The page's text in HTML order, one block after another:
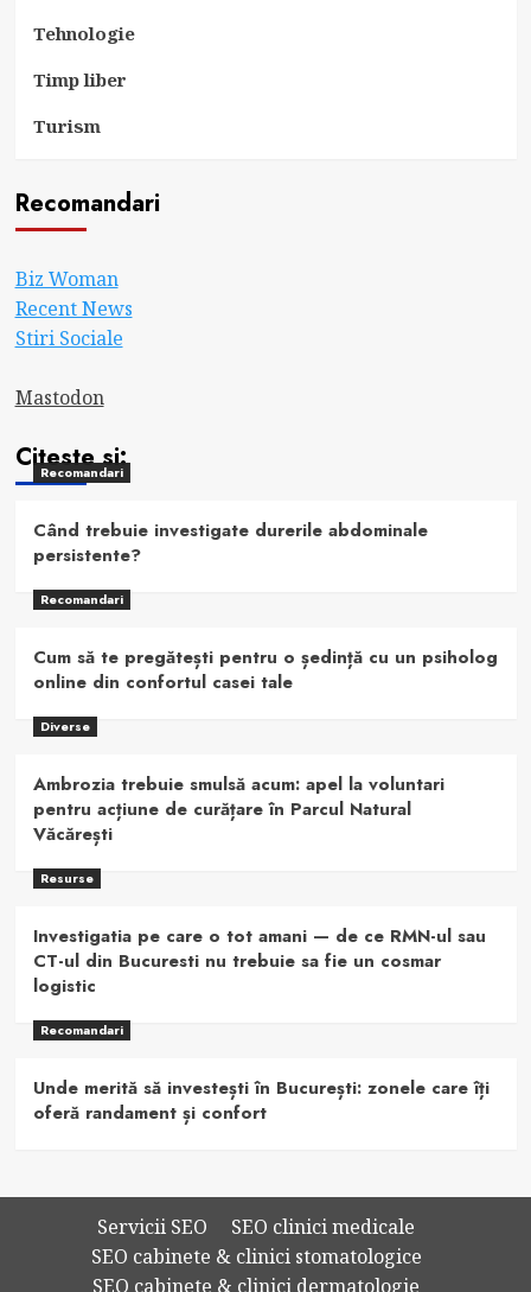
Tehnologie
Timp liber
Turism
Recomandari
Biz Woman
Recent News
Stiri Sociale
Mastodon
Citeste si:
Recomandari
Când trebuie investigate durerile abdominale
persistente?
Recomandari
Cum să te pregătești pentru o ședință cu un psiholog
online din confortul casei tale
Diverse
Ambrozia trebuie smulsă acum: apel la voluntari
pentru acțiune de curățare în Parcul Natural
Văcărești
Resurse
Investigatia pe care o tot amani — de ce RMN-ul sau
CT-ul din Bucuresti nu trebuie sa fie un cosmar
logistic
Recomandari
Unde merită să investești în București: zonele care îți
oferă randament și confort
Servicii SEO
SEO clinici medicale
SEO cabinete & clinici stomatologice
SEO cabinete & clinici dermatologie